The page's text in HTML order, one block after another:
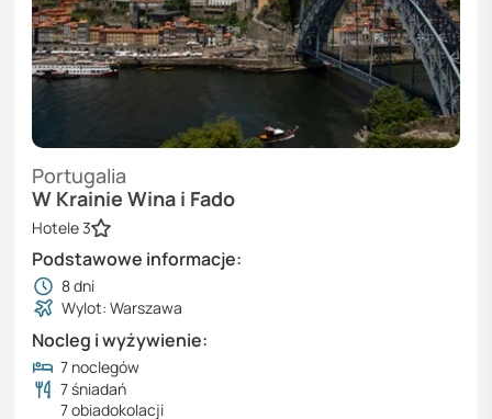
W Krainie Wina i Fado
Portugalia
Hotele 3
Podstawowe informacje:
8dni
Wylot: Warszawa
Nocleg i wyżywienie:
7 noclegów
7 śniadań
7 obiadokolacji